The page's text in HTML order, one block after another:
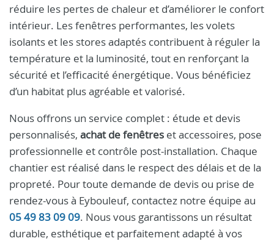
réduire les pertes de chaleur et d’améliorer le confort
intérieur. Les fenêtres performantes, les volets
isolants et les stores adaptés contribuent à réguler la
température et la luminosité, tout en renforçant la
sécurité et l’efficacité énergétique. Vous bénéficiez
d’un habitat plus agréable et valorisé.
Nous offrons un service complet : étude et devis
personnalisés, achat de fenêtres et accessoires, pose
professionnelle et contrôle post-installation. Chaque
chantier est réalisé dans le respect des délais et de la
propreté. Pour toute demande de devis ou prise de
rendez-vous à Eybouleuf, contactez notre équipe au
05 49 83 09 09. Nous vous garantissons un résultat
durable, esthétique et parfaitement adapté à vos